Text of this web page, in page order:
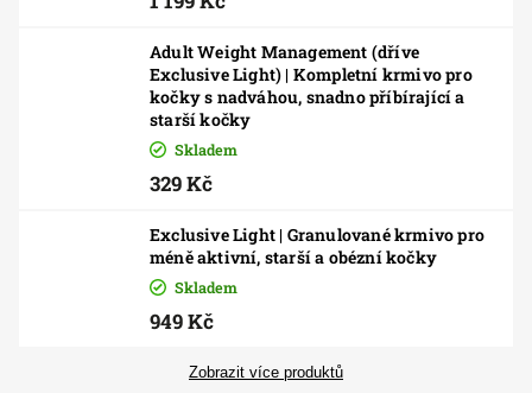
Adult Weight Management (dříve
Exclusive Light) | Kompletní krmivo pro
kočky s nadváhou, snadno příbírající a
starší kočky
Skladem
329 Kč
Exclusive Light | Granulované krmivo pro
méně aktivní, starší a obézní kočky
Skladem
949 Kč
Zobrazit více produktů